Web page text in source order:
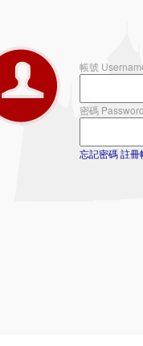
帳號
密碼
忘記密碼註冊